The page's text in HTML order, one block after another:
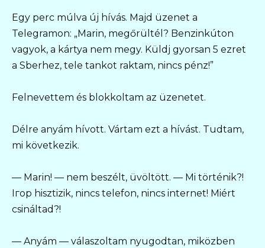
Egy perc múlva új hívás. Majd üzenet a
Telegramon: „Marin, megőrültél? Benzinkúton
vagyok, a kártya nem megy. Küldj gyorsan 5 ezret
a Sberhez, tele tankot raktam, nincs pénz!”
Felnevettem és blokkoltam az üzenetet.
Délre anyám hívott. Vártam ezt a hívást. Tudtam,
mi következik.
— Marin! — nem beszélt, üvöltött. — Mi történik?!
Iгор hisztizik, nincs telefon, nincs internet! Miért
csináltad?!
— Anyám — válaszoltam nyugodtan, miközben